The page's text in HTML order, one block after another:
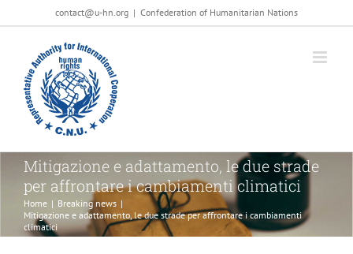
al
contenuto
contact@u-hn.org | Confederation of Humanitarian Nations
Mitigazione e adattamento, le due strade
per affrontare i cambiamenti climatici
Home | Breaking news |
Mitigazione e adattamento, le due strade per affrontare i cambiamenti
climatici